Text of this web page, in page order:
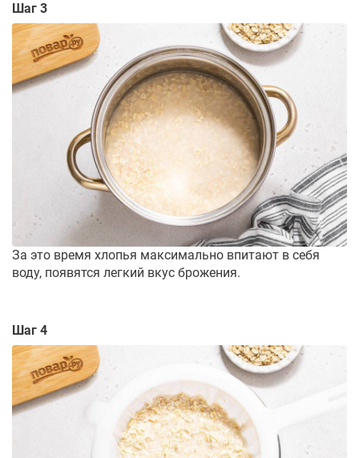
Шаг 3
За это время хлопья максимально впитают в себя
воду, появятся легкий вкус брожения.
Шаг 4